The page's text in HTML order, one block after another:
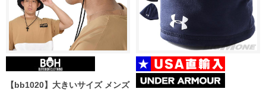
【bb1020】大きいサイズ メンズ